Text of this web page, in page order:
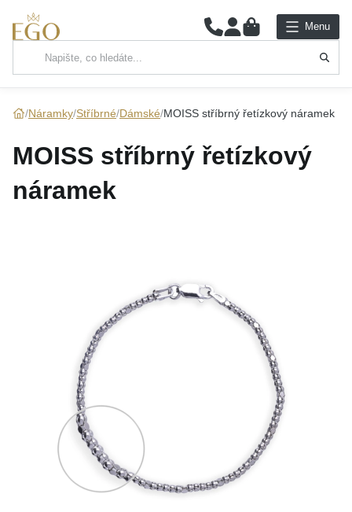
0 Menu
Hlavní kategorie
O NÁS
Náramky Stříbrné Dámské MOISS stříbrný řetízkový náramek
MOISS stříbrný řetízkový
náramek